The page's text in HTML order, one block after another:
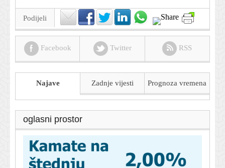
Podijeli
Facebook Twitter RSS
Najave Zadnje vijesti Prognoza vremena
oglasni prostor